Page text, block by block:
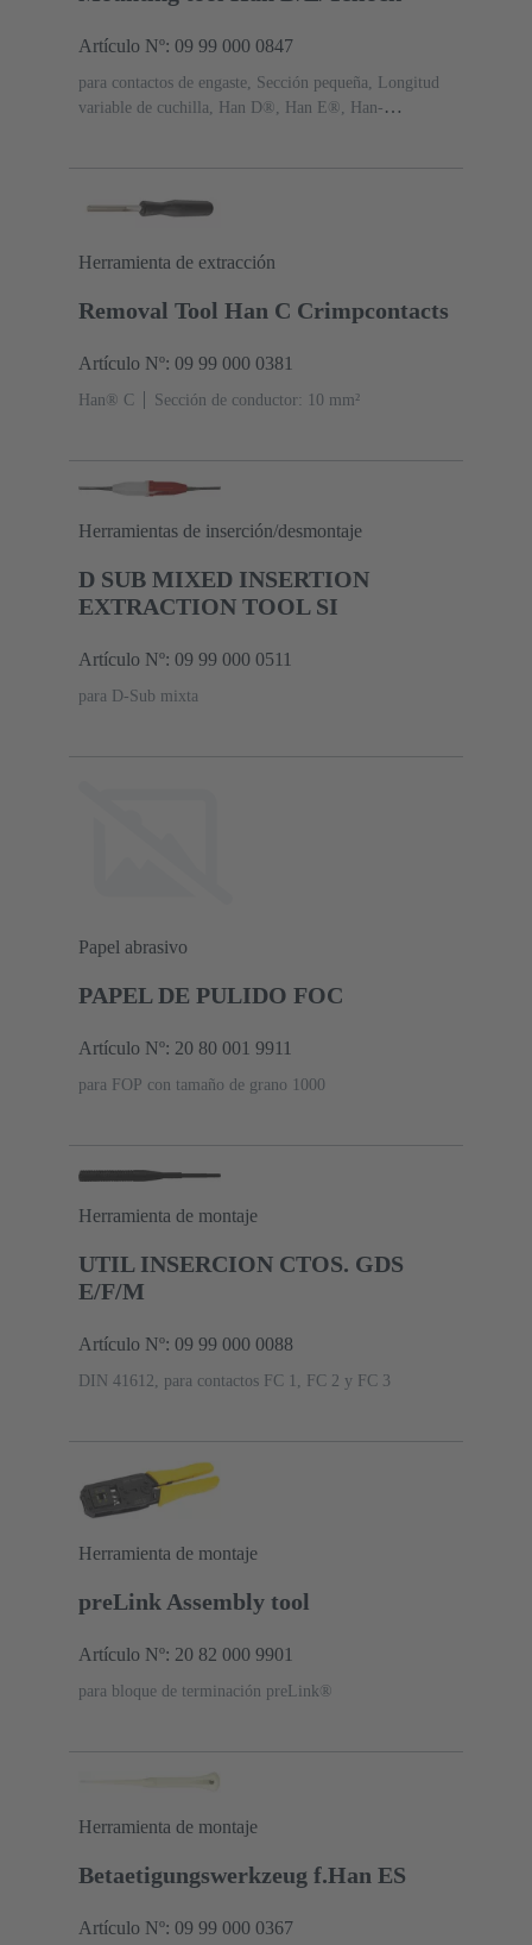
Artículo Nº: 09 99 000 0847
para contactos de engaste, Sección pequeña, Longitud
variable de cuchilla, Han D®, Han E®, Han-
Herramienta de extracción
Removal Tool Han C Crimpcontacts
Artículo Nº: 09 99 000 0381
Han® C Sección de conductor: 10 mm²
Herramientas de inserción/desmontaje
D SUB MIXED INSERTION
EXTRACTION TOOL SI
Artículo Nº: 09 99 000 0511
para D-Sub mixta
Papel abrasivo
PAPEL DE PULIDO FOC
Artículo Nº: 20 80 001 9911
para FOP con tamaño de grano 1000
Herramienta de montaje
UTIL INSERCION CTOS. GDS
E/F/M
Artículo Nº: 09 99 000 0088
DIN 41612, para contactos FC 1, FC 2 y FC 3
Herramienta de montaje
preLink Assembly tool
Artículo Nº: 20 82 000 9901
para bloque de terminación preLink®
Herramienta de montaje
Betaetigungswerkzeug f.Han ES
Artículo Nº: 09 99 000 0367